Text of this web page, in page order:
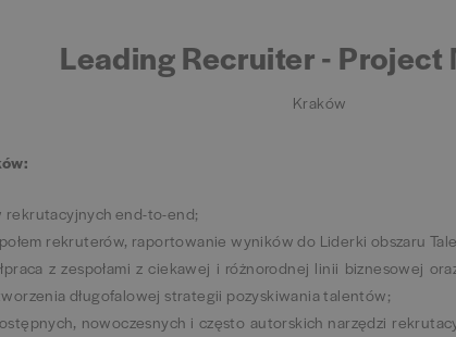
Leading Recruiter - Project
Kraków
rekrutacyjnych end-to-end;
rekruterów, raportowanie wyników do Liderki obszaru
z zespołami z ciekawej i różnorodnej linii biznesowej
długofalowej strategii pozyskiwania talentów;
nowoczesnych i często autorskich narzędzi